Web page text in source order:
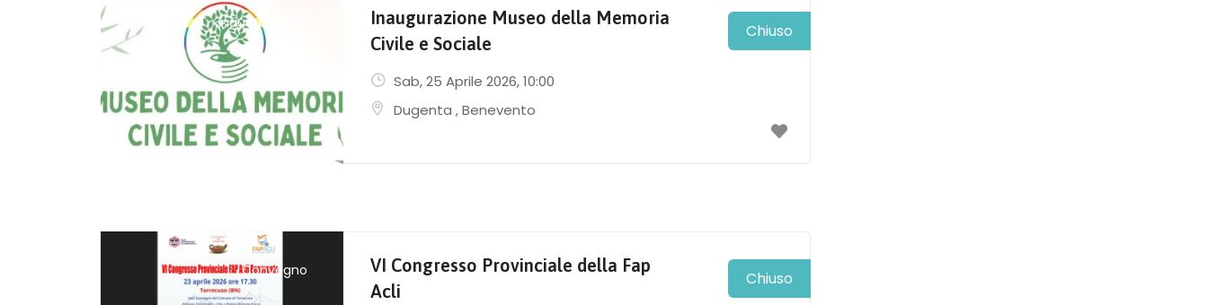
Inaugurazione
Inaugurazione Museo della Memoria
Civile e Sociale
Chiuso
Sab, 25 Aprile 2026, 10:00
Dugenta ,Benevento
Convegno
VI Congresso Provinciale della Fap
Acli
Chiuso